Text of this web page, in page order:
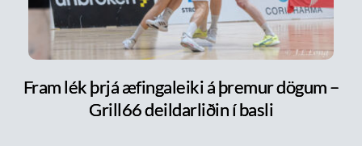
Fram lék þrjá æfingaleiki á þremur dögum –
Grill66 deildarliðin í basli